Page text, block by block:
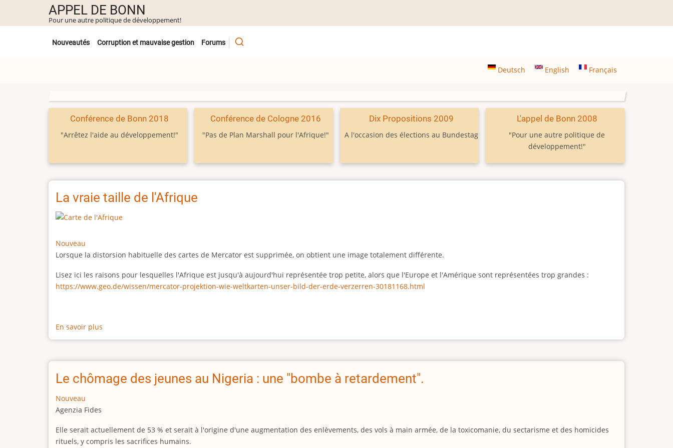
contenu
APPEL DE BONN
Pour une autre politique de développement!
Untermenü
Nouveautés Corruption et mauvaise gestion Forums
Deutsch English Français
Conférence de Bonn 2018
"Arrêtez l'aide au développement!"
Conférence de Cologne 2016
"Pas de Plan Marshall pour l'Afrique!"
Dix Propositions 2009
A l'occasion des élections au Bundestag
L'appel de Bonn 2008
"Pour une autre politique de
développement!"
La vraie taille de l'Afrique
Nouveau
Lorsque la distorsion habituelle des cartes de Mercator est supprimée, on obtient une image totalement différente.
Lisez ici les raisons pour lesquelles l'Afrique est jusqu'à aujourd'hui représentée trop petite, alors que l'Europe et l'Amérique sont représentées trop grandes :
https://www.geo.de/wissen/mercator-projektion-wie-weltkarten-unser-bild-der-erde-verzerren-30181168.html
En savoir plus
La
taille
l'Afrique
Le chômage des jeunes au Nigeria : une "bombe à retardement".
Nouveau
Agenzia Fides
Elle serait actuellement de 53 % et serait à l'origine d'une augmentation des enlèvements, des vols à main armée, de la toxicomanie, du sectarisme et des homicides
rituels, y compris les sacrifices humains.